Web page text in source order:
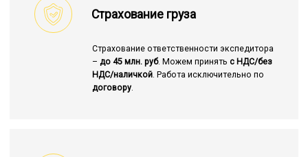
Страхование груза
Страхование ответственности экспедитора
– до 45 млн. руб. Можем принять с НДС/без
НДС/наличкой. Работа исключительно по
договору.